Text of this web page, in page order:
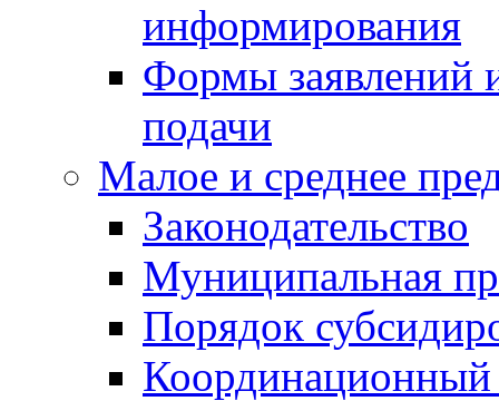
информирования
Формы заявлений
подачи
Малое и среднее
Законодательство
Муниципальная
Порядок
Координационный